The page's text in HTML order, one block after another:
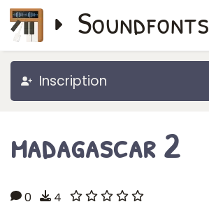
Soundfonts
Inscription
madagascar 2
0 4